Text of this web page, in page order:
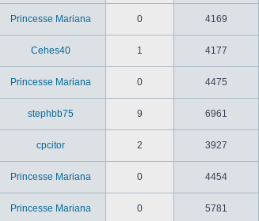
Princesse Mariana 0 4169
Cehes40 1 4177
Princesse Mariana 0 4475
stephbb75 9 6961
cpcitor 2 3927
Princesse Mariana 0 4454
Princesse Mariana 0 5781